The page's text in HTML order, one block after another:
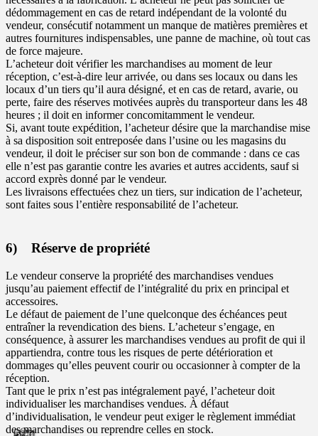
dédommagement en cas de retard indépendant de la volonté du
vendeur, consécutif notamment un manque de matières premières et
autres fournitures indispensables, une panne de machine, où tout cas
de force majeure.
L’acheteur doit vérifier les marchandises au moment de leur
réception, c’est-à-dire leur arrivée, ou dans ses locaux ou dans les
locaux d’un tiers qu’il aura désigné, et en cas de retard, avarie, ou
perte, faire des réserves motivées auprès du transporteur dans les 48
heures ; il doit en informer concomitamment le vendeur.
Si, avant toute expédition, l’acheteur désire que la marchandise mise
à sa disposition soit entreposée dans l’usine ou les magasins du
vendeur, il doit le préciser sur son bon de commande : dans ce cas
elle n’est pas garantie contre les avaries et autres accidents, sauf si
accord exprès donné par le vendeur.
Les livraisons effectuées chez un tiers, sur indication de l’acheteur,
sont faites sous l’entière responsabilité de l’acheteur.
6) Réserve de propriété
Le vendeur conserve la propriété des marchandises vendues
jusqu’au paiement effectif de l’intégralité du prix en principal et
accessoires.
Le défaut de paiement de l’une quelconque des échéances peut
entraîner la revendication des biens. L’acheteur s’engage, en
conséquence, à assurer les marchandises vendues au profit de qui il
appartiendra, contre tous les risques de perte détérioration et
dommages qu’elles peuvent courir ou occasionner à compter de la
réception.
Tant que le prix n’est pas intégralement payé, l’acheteur doit
individualiser les marchandises vendues. À défaut
d’individualisation, le vendeur peut exiger le règlement immédiat
des marchandises ou reprendre celles en stock.